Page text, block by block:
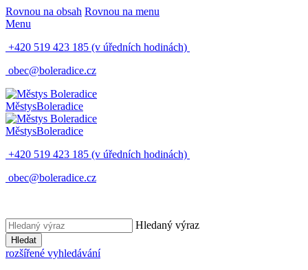
Rovnou na obsah Rovnou na menu
Menu
+420 519 423 185 (v úředních hodinách)
obec@boleradice.cz
MěstysBoleradice
MěstysBoleradice
+420 519 423 185 (v úředních hodinách)
obec@boleradice.cz
Hledaný výraz
Hledat
rozšířené vyhledávání